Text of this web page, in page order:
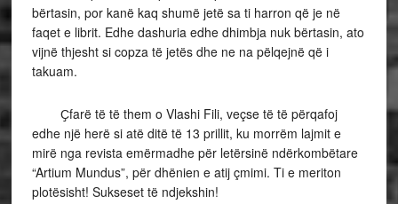
bërtasin, por kanë kaq shumë jetë sa ti harron që je në
faqet e librit. Edhe dashuria edhe dhimbja nuk bërtasin, ato
vijnë thjesht si copza të jetës dhe ne na pëlqejnë që i
takuam.
Ҫfarë të të them o Vlashi Fili, veçse të të përqafoj
edhe një herë si atë ditë të 13 prillit, ku morrëm lajmit e
mirë nga revista emërmadhe për letërsinë ndërkombëtare
“Artium Mundus”, për dhënien e atij çmimi. Ti e meriton
plotësisht! Sukseset të ndjekshin!